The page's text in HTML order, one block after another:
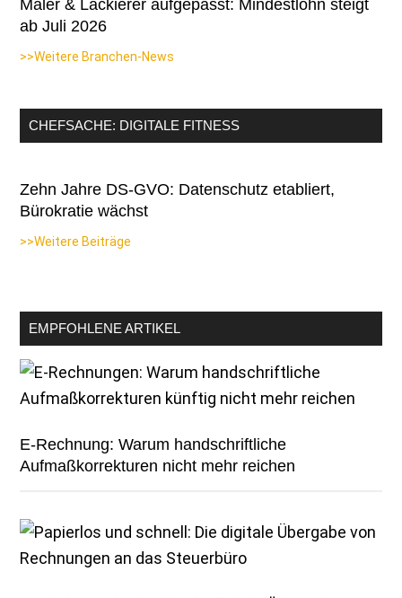
Maler & Lackierer aufgepasst: Mindestlohn steigt
ab Juli 2026
>>Weitere Branchen-News
CHEFSACHE: DIGITALE FITNESS
Zehn Jahre DS-GVO: Datenschutz etabliert,
Bürokratie wächst
>>Weitere Beiträge
EMPFOHLENE ARTIKEL
E-Rechnung: Warum handschriftliche
Aufmaßkorrekturen nicht mehr reichen